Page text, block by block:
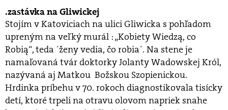
zastávka na Gliwickej
Stojím v Katoviciach na ulici Gliwicka s pohľadom
upreným na veľký murál : „Kobiety Wiedzą, co
Robią“, teda ´ženy vedia, čo robia´. Na stene je
namaľovaná tvár doktorky Jolanty Wadowskej Król,
nazývaná aj Matkou Božskou Szopienickou.
Hrdinka príbehu v 70. rokoch diagnostikovala tisícky
detí, ktoré trpeli na otravu olovom napriek snahe